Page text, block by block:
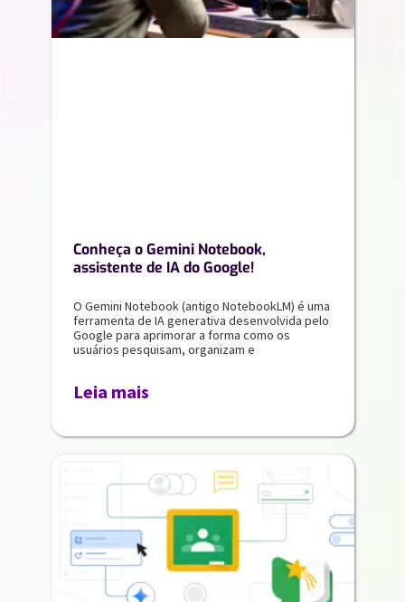
Conheça o Gemini Notebook,
assistente de IA do Google!
O Gemini Notebook (antigo NotebookLM) é uma
ferramenta de IA generativa desenvolvida pelo
Google para aprimorar a forma como os
usuários pesquisam, organizam e
Leia mais